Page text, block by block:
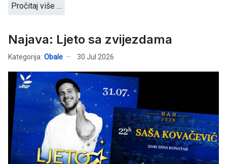
Pročitaj više …
Najava: Ljeto sa zvijezdama
Kategorija: Obale 30 Jul 2026